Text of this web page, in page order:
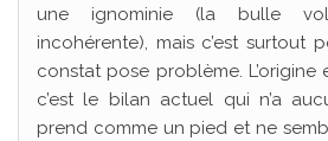
une ignominie (la bulle
incohérente), mais c’est surtout
constat pose problème. L’origine
c’est le bilan actuel qui n’a
prend comme un pied et ne